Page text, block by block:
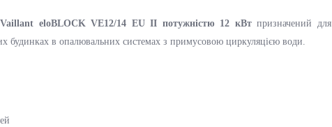
Vaillant eloBLOCK VE12/14 ЕU II потужністю 12 кВтпризначений для
будинках в опалювальних системах з примусовою циркуляцією води.